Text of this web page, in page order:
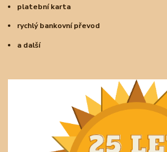
platební karta
rychlý bankovní převod
a další